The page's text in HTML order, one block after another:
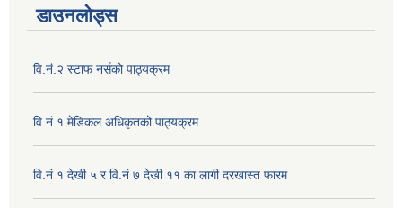
डाउनलोड्स
वि.नं.२ स्टाफ नर्सको पाठ्यक्रम
वि.नं.१ मेडिकल अधिकृतको पाठ्यक्रम
वि.नं १ देखी ५ र वि.नं ७ देखी ११ का लागी दरखास्त फारम